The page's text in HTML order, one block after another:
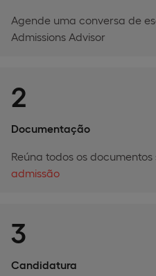
Agende uma conversa de
Admissions Advisor
2
Documentação
Reúna todos os
admissão
3
Candidatura